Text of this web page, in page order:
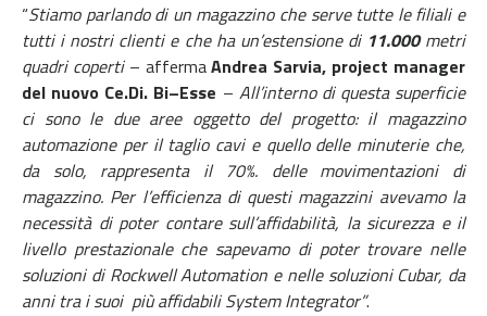
“Stiamo parlando di un magazzino che serve tutte le filiali e
tutti i nostri clienti e che ha un’estensione di 11.000metri
quadri coperti– affermaAndrea Sarvia, project manager
del nuovo Ce.Di. Bi–Esse – All’interno di questa superficie
ci sono le due aree oggetto del progetto: il magazzino
automazione per il taglio cavi e quello delle minuterie che,
da solo, rappresenta il 70%. delle movimentazioni di
magazzino. Per l’efficienza di questi magazzini avevamo la
necessità di poter contare sull’affidabilità, la sicurezza e il
livello prestazionale che sapevamo di poter trovare nelle
soluzioni di Rockwell Automation e nelle soluzioni Cubar, da
anni tra i suoi più affidabili System Integrator”.